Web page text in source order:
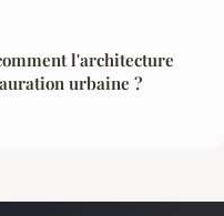
l'architecture
urbaine ?